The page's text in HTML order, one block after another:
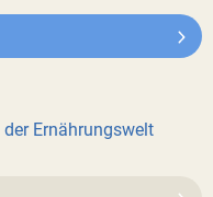
Ernährungswelt